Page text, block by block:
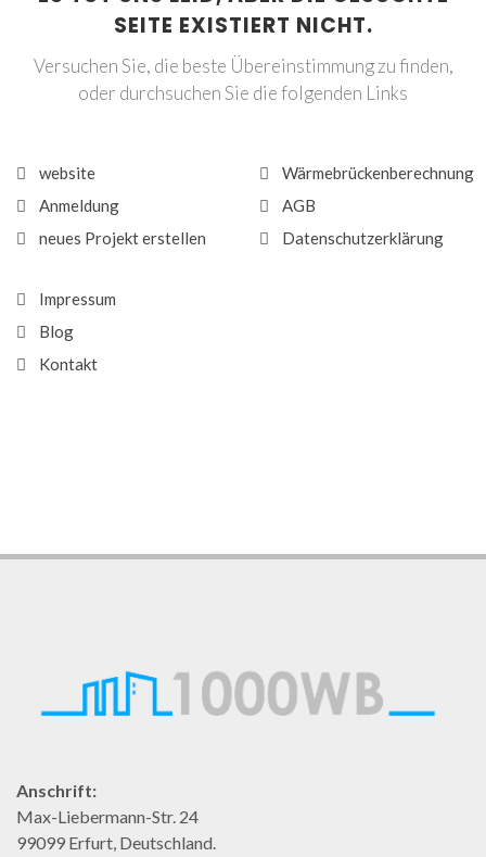
SEITE EXISTIERT NICHT.
Versuchen Sie, die beste Übereinstimmung zu finden,
oder durchsuchen Sie die folgenden Links
website
Anmeldung
neues Projekt erstellen
Wärmebrückenberechnung
AGB
Datenschutzerklärung
Impressum
Blog
Kontakt
Anschrift:
Max-Liebermann-Str. 24
99099 Erfurt, Deutschland.